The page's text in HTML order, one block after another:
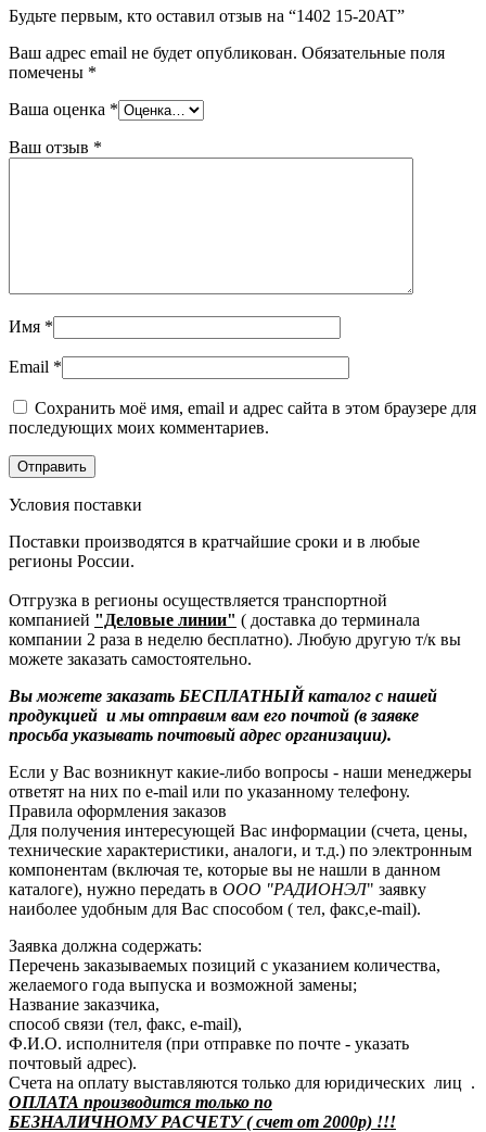
Будьте первым, кто оставил отзыв на “1402 15-20AT”
Ваш адрес email не будет опубликован. Обязательные поля
помечены *
Ваша оценка *
Ваш отзыв *
Имя *
Email *
Сохранить моё имя, email и адрес сайта в этом браузере для
последующих моих комментариев.
Условия поставки
Поставки производятся в кратчайшие сроки и в любые
регионы России.
Отгрузка в регионы осуществляется транспортной
компанией "Деловые линии" ( доставка до терминала
компании 2 раза в неделю бесплатно). Любую другую т/к вы
можете заказать самостоятельно.
Вы можете заказать БЕСПЛАТНЫЙ каталог с нашей
продукцией и мы отправим вам его почтой (в заявке
просьба указывать почтовый адрес организации).
Если у Вас возникнут какие-либо вопросы - наши менеджеры
ответят на них по e-mail или по указанному телефону.
Правила оформления заказов
Для получения интересующей Вас информации (счета, цены,
технические характеристики, аналоги, и т.д.) по электронным
компонентам (включая те, которые вы не нашли в данном
каталоге), нужно передать в ООО "РАДИОНЭЛ" заявку
наиболее удобным для Вас способом ( тел, факс,e-mail).
Заявка должна содержать:
Перечень заказываемых позиций с указанием количества,
желаемого года выпуска и возможной замены;
Название заказчика,
способ связи (тел, факс, e-mail),
Ф.И.О. исполнителя (при отправке по почте - указать
почтовый адрес).
Счета на оплату выставляются только для юридических лиц .
ОПЛАТА производится только по
БЕЗНАЛИЧНОМУ РАСЧЕТУ ( счет от 2000р) !!!